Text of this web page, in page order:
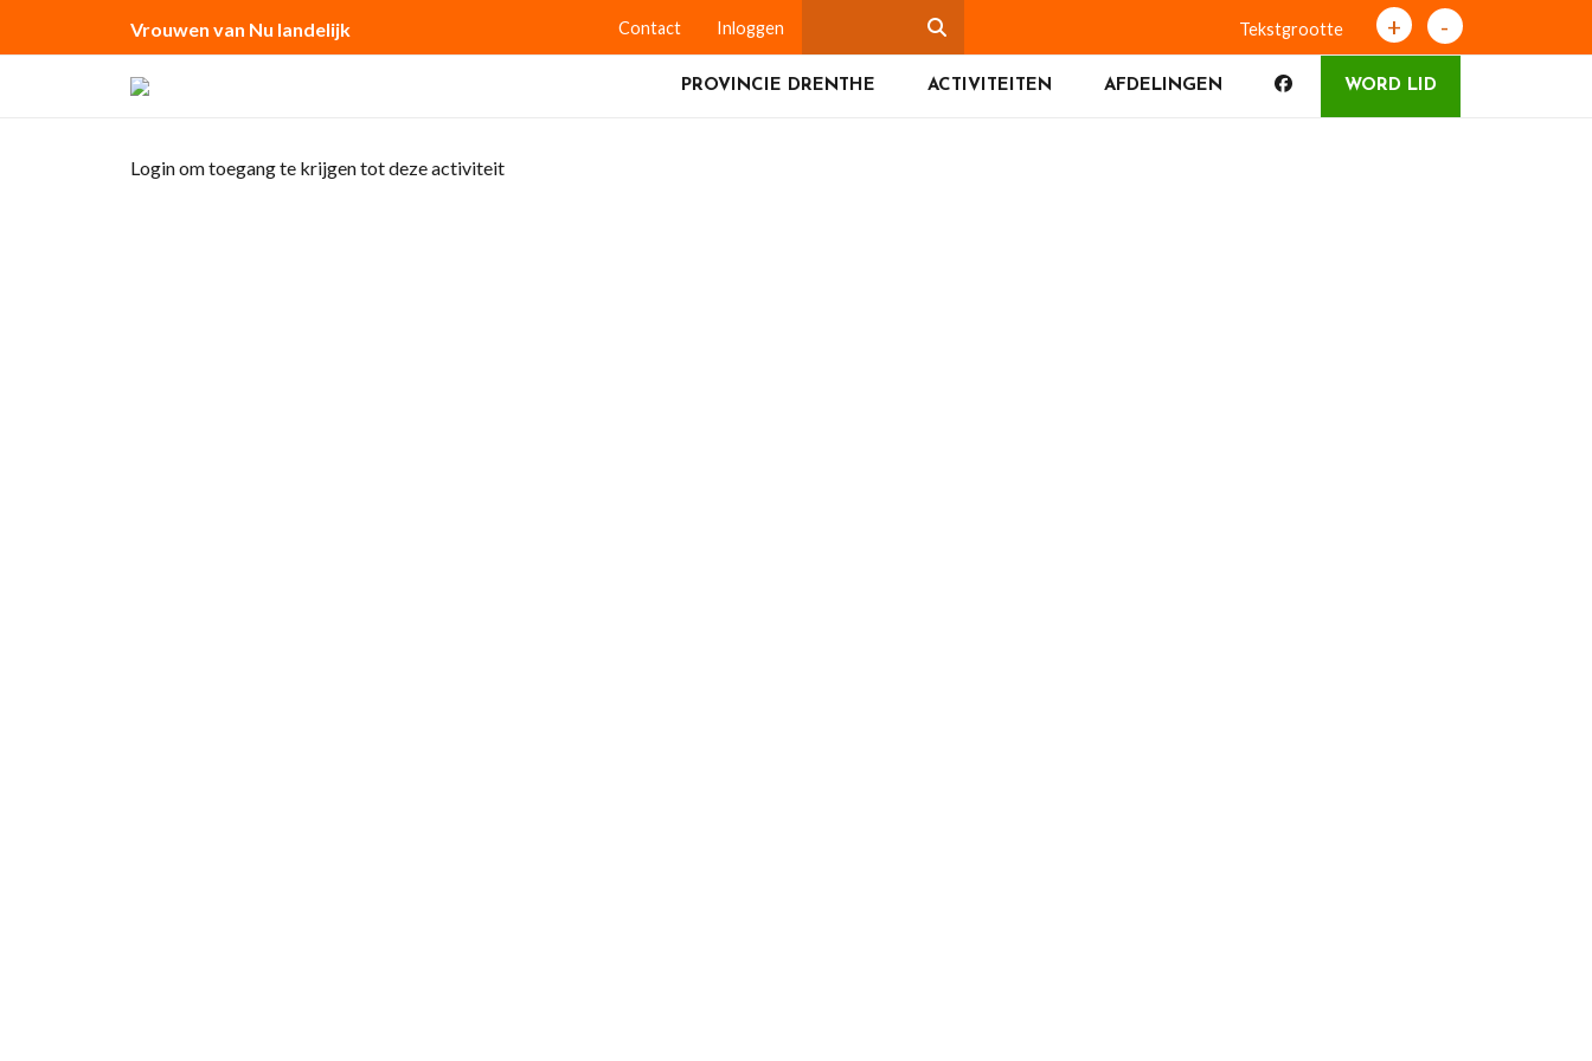
Vrouwen van Nu landelijk Contact Inloggen Tekstgrootte + -
PROVINCIE DRENTHE ACTIVITEITEN AFDELINGEN WORD LID
Login om toegang te krijgen tot deze activiteit